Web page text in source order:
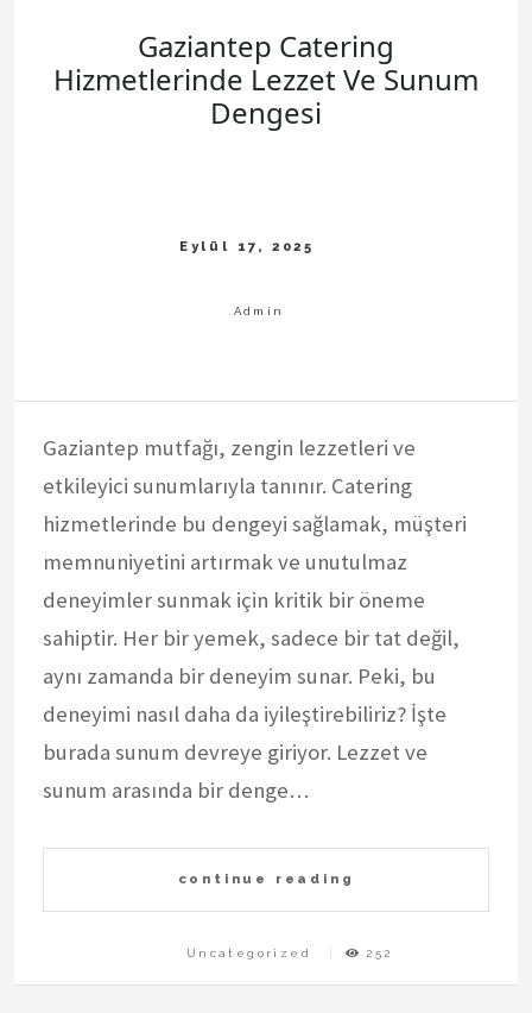
Gaziantep Catering
Hizmetlerinde Lezzet Ve Sunum
Dengesi
Gaziantep mutfağı, zengin lezzetleri ve
etkileyici sunumlarıyla tanınır. Catering
hizmetlerinde bu dengeyi sağlamak, müşteri
memnuniyetini artırmak ve unutulmaz
deneyimler sunmak için kritik bir öneme
sahiptir. Her bir yemek, sadece bir tat değil,
aynı zamanda bir deneyim sunar. Peki, bu
deneyimi nasıl daha da iyileştirebiliriz? İşte
burada sunum devreye giriyor. Lezzet ve
sunum arasında bir denge…
continue reading
Uncategorized 252